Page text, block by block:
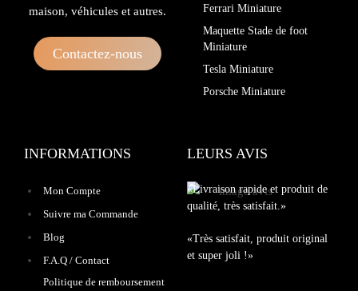
maison, véhicules et autres.
Contactez-nous
Ferrari Miniature
Maquette Stade de foot
Miniature
Tesla Miniature
Porsche Miniature
INFORMATIONS
Mon Compte
Suivre ma Commande
Blog
F.A.Q / Contact
Politique de remboursement
LEURS AVIS
«Livraison rapide et produit de
qualité, très satisfait.»
«Très satisfait, produit original
et super joli !»